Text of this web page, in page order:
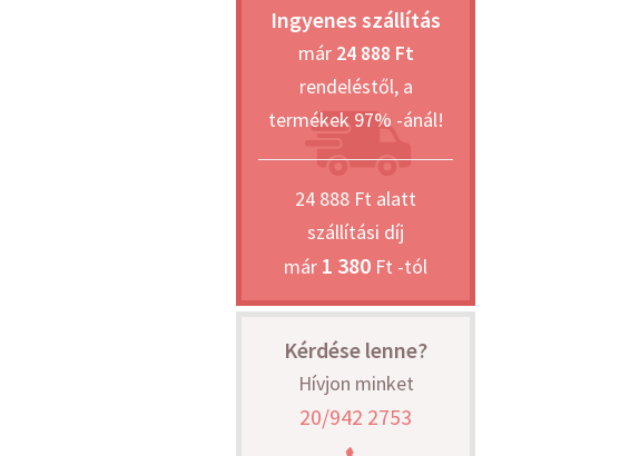
Ingyenes szállítás
már 24 888 Ft
rendeléstől, a
termékek 97% -ánál!
24 888 Ft alatt
szállítási díj
már 1 380 Ft -tól
Kérdése lenne?
Hívjon minket
20/942 2753